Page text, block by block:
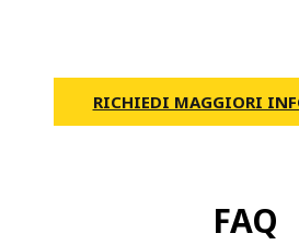
RICHIEDI MAGGIORI
FAQ